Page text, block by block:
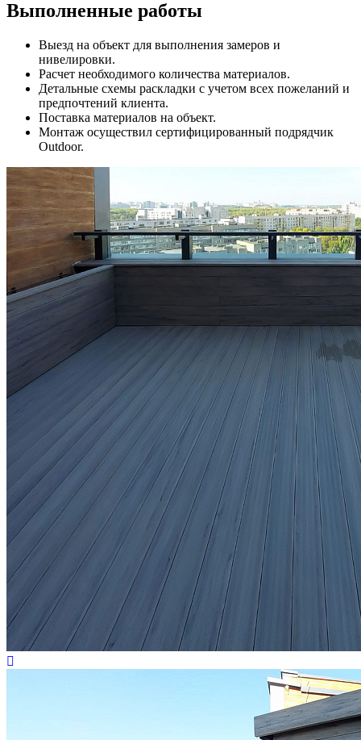
Выполненные работы
Выезд на объект для выполнения замеров и
нивелировки.
Расчет необходимого количества материалов.
Детальные схемы раскладки с учетом всех пожеланий и
предпочтений клиента.
Поставка материалов на объект.
Монтаж осуществил сертифицированный подрядчик
Outdoor.